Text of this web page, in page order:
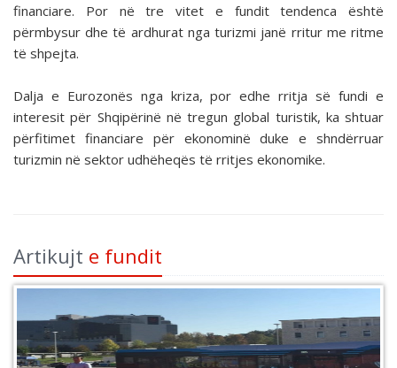
financiare. Por në tre vitet e fundit tendenca është
përmbysur dhe të ardhurat nga turizmi janë rritur me ritme
të shpejta.
Dalja e Eurozonës nga kriza, por edhe rritja së fundi e
interesit për Shqipërinë në tregun global turistik, ka shtuar
përfitimet financiare për ekonominë duke e shndërruar
turizmin në sektor udhëheqës të rritjes ekonomike.
Artikujt e fundit